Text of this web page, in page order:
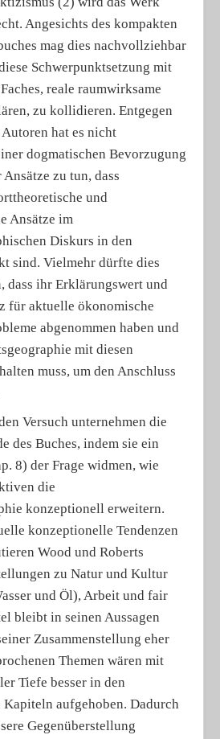
Angesichts des kompakten
mag dies nachvollziehbar
Schwerpunktsetzung mit
reale raumwirksame
zu kollidieren. Entgegen
hat es nicht
dogmatischen Bevorzugung
zu tun, dass
und
Ansätze im
Diskurs in den
sind. Vielmehr dürfte dies
dass ihr Erklärungswert und
für aktuelle ökonomische
abgenommen haben und
mit diesen
muss, um den Anschluss
Versuch unternehmen die
des Buches, indem sie ein
8) der Frage widmen, wie
die
konzeptionell erweitern.
konzeptionelle Tendenzen
Wood und Roberts
zu Natur und Kultur
und Öl), Arbeit und fair
bleibt in seinen Aussagen
Zusammenstellung eher
Themen wären mit
Tiefe besser in den
Kapiteln aufgehoben. Dadurch
Gegenüberstellung